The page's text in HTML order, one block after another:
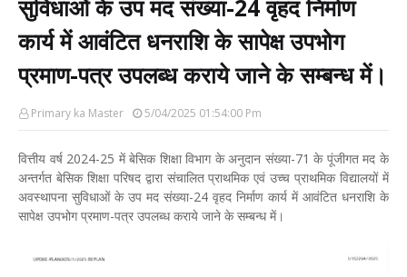
सुविधाओं के उप मद संख्या-24 वृहद निर्माण
कार्य में आवंटित धनराशि के सापेक्ष उपभोग
प्रमाण-पत्र उपलब्ध कराये जाने के सम्बन्ध में।
Primary ka Master 5/04/2025 01:54:00 Pm
वित्तीय वर्ष 2024-25 में बेसिक शिक्षा विभाग के अनुदान संख्या-71 के पूंजीगत मद के
अन्तर्गत बेसिक शिक्षा परिषद द्वारा संचालित प्राथमिक एवं उच्च प्राथमिक विद्यालयों में
अवस्थापना सुविधाओं के उप मद संख्या-24 वृहद निर्माण कार्य में आवंटित धनराशि के
सापेक्ष उपभोग प्रमाण-पत्र उपलब्ध कराये जाने के सम्बन्ध में।